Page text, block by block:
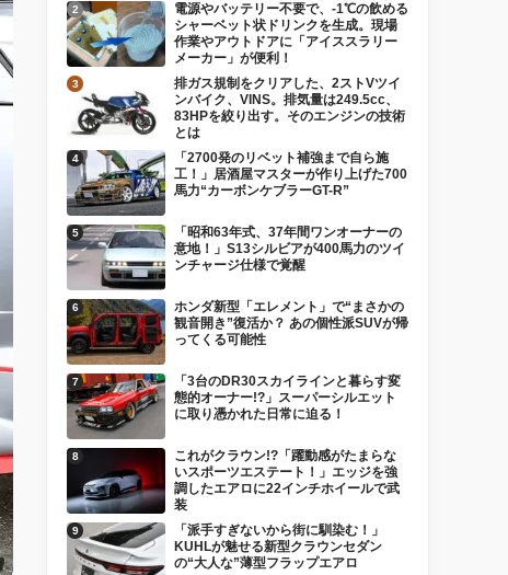
電源やバッテリー不要で、-1℃の飲める
シャーベット状ドリンクを生成。現場
作業やアウトドアに「アイススラリー
メーカー」が便利！
排ガス規制をクリアした、2ストVツイ
ンバイク、VINS。排気量は249.5cc、
83HPを絞り出す。そのエンジンの技術
とは
「2700発のリベット補強まで自ら施
工！」居酒屋マスターが作り上げた700
馬力“カーボンケブラーGT-R”
「昭和63年式、37年間ワンオーナーの
意地！」S13シルビアが400馬力のツイ
ンチャージ仕様で覚醒
ホンダ新型「エレメント」で“まさかの
観音開き”復活か？ あの個性派SUVが帰
ってくる可能性
「3台のDR30スカイラインと暮らす変
態的オーナー!?」スーパーシルエット
に取り憑かれた日常に迫る！
これがクラウン!?「躍動感がたまらな
いスポーツエステート！」エッジを強
調したエアロに22インチホイールで武
装
「派手すぎないから街に馴染む！」
KUHLが魅せる新型クラウンセダン
の“大人な”薄型フラップエアロ